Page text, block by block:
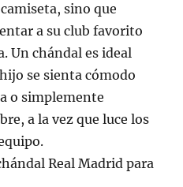
sino que
a su club favorito
Un chándal es ideal
se sienta cómodo
o simplemente
a la vez que luce los
Real Madrid para